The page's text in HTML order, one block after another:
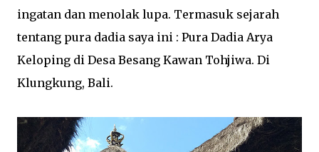
ingatan dan menolak lupa. Termasuk sejarah
tentang pura dadia saya ini : Pura Dadia Arya
Keloping di Desa Besang Kawan Tohjiwa. Di
Klungkung, Bali.